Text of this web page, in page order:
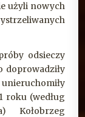
użyli nowych
odsieczy
doprowadziły
roku (według
Kołobrzeg